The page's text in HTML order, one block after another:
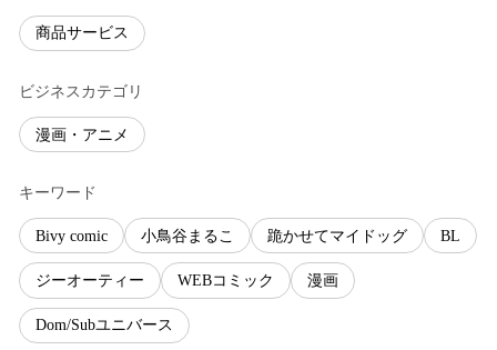
商品サービス
ビジネスカテゴリ
漫画・アニメ
キーワード
Bivy comic 小鳥谷まるこ 跪かせてマイドッグ BL
ジーオーティー WEBコミック 漫画
Dom/Subユニバース